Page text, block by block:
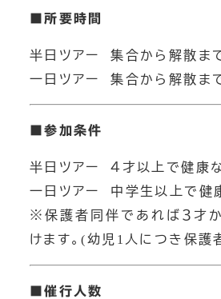
■所要時間
半日ツアー 集合から解散ま
一日ツアー 集合から解散ま
■参加条件
半日ツアー ４才以上で健康
一日ツアー 中学生以上で健
※保護者同伴であれば３才
けます。(幼児 1 人につき保護
■催行人数